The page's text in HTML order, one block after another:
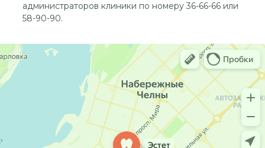
администраторов клиники по номеру 36-66-66 или
58-90-90.